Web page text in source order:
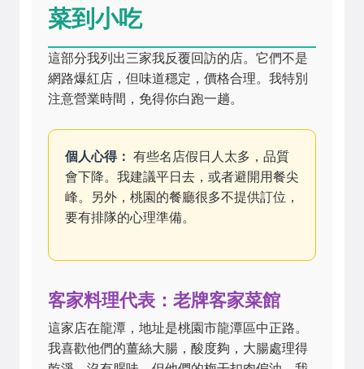
菜到小吃
這部分我列出三家我反覆回訪的店。它們不是
網路爆紅店，但味道穩定，價格合理。我特別
注意營業時間，免得你白跑一趟。
個人心得： 有些名店假日人太多，品質
會下降。我建議平日去，或者避開用餐尖
峰。另外，桃園的餐廳很多不提供訂位，
要有排隊的心理準備。
客家料理代表：老牌客家菜館
這家店在龍潭，地址是桃園市龍潭區中正路。
我喜歡他們的薑絲大腸，酸度夠，大腸處理得